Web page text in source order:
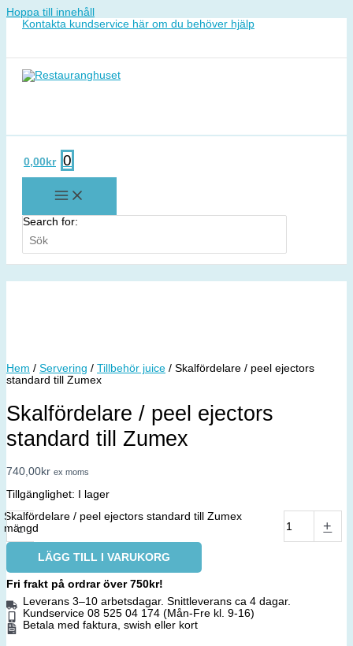
Hoppa till innehåll
Kontakta kundservice här om du behöver hjälp
0,00 kr 0
Search for:
Hem / Servering / Tillbehör juice / Skalfördelare / peel ejectors
standard till Zumex
Skalfördelare / peel ejectors
standard till Zumex
740,00kr ex moms
Tillgänglighet: I lager
-
Skalfördelare / peel ejectors standard till Zumex
mängd
+
LÄGG TILL I VARUKORG
Fri frakt på ordrar över 750kr!
Leverans 3–10 arbetsdagar. Snittleverans ca 4 dagar.
Kundservice 08 525 04 174 (Mån-Fre kl. 9-16)
Betala med faktura, swish eller kort